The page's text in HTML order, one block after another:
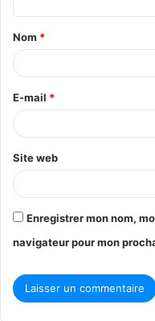
t
a
i
e
*
Nom *
E-mail *
Site web
Enregistrer mon nom,
navigateur pour mon